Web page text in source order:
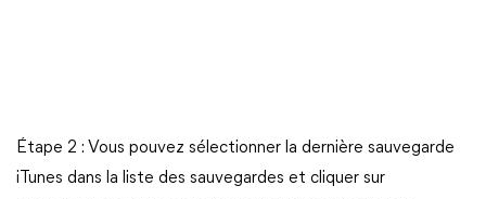
Étape 2 : Vous pouvez sélectionner la dernière sauvegarde
iTunes dans la liste des sauvegardes et cliquer sur